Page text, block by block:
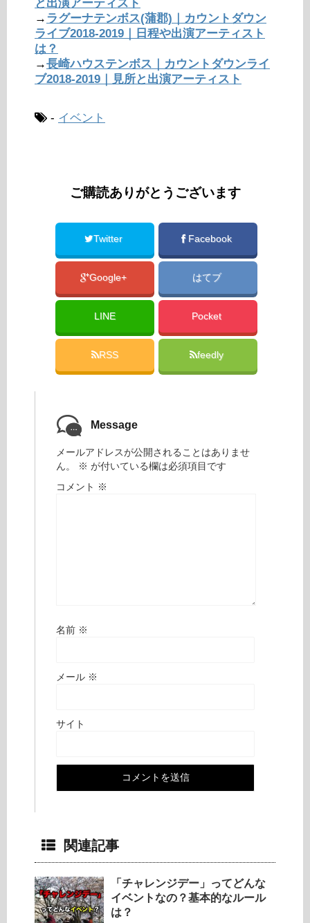
と出演アーティスト
→ ラグーナテンボス(蒲郡)｜カウントダウン
ライブ2018-2019｜日程や出演アーティスト
は？
→長崎ハウステンボス｜カウントダウンライ
ブ2018-2019｜見所と出演アーティスト
- イベント
ご購読ありがとうございます
Twitter Facebook
Google+ はてブ
LINE Pocket
RSS feedly
Message
メールアドレスが公開されることはありませ
ん。
※ が付いている欄は必須項目です
コメント ※
名前 ※
メール ※
サイト
関連記事
「チャレンジデー」ってどんな
イベントなの？基本的なルール
は？